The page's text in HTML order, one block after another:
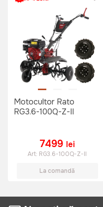
Motocultor Rato
RG3.6-100Q-Z-II
7499 lei
Art: RG3.6-100Q-Z-II
La comandă